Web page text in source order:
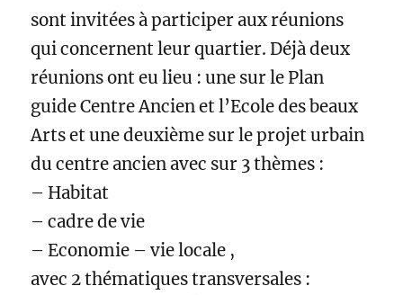
sont invitées à participer aux réunions
qui concernent leur quartier. Déjà deux
réunions ont eu lieu : une sur le Plan
guide Centre Ancien et l’Ecole des beaux
Arts et une deuxième sur le projet urbain
du centre ancien avec sur 3 thèmes :
– Habitat
– cadre de vie
– Economie – vie locale ,
avec 2 thématiques transversales :